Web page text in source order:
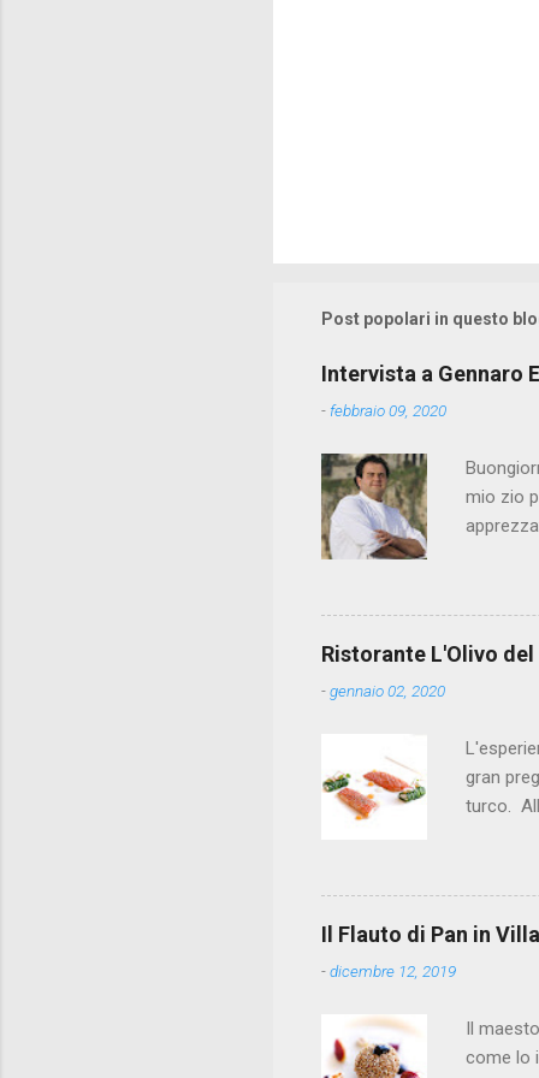
Post popolari in questo
Intervista a Gennaro
- febbraio 09, 2020
mio zio
alla
quello
primo
i
Ristorante L'Olivo
-gennaio 02, 2020
gran
turco.
Il Flauto di Pan in
-dicembre 12, 2019
Il
come lo